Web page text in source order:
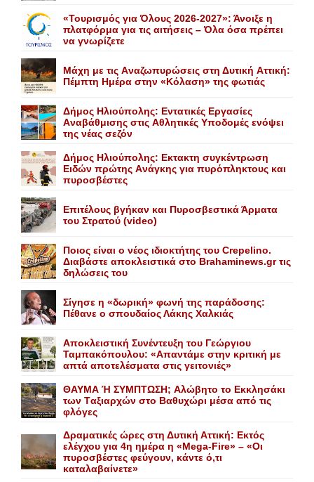
«Τουρισμός για Όλους 2026-2027»: Άνοιξε η
πλατφόρμα για τις αιτήσεις – Όλα όσα πρέπει
να γνωρίζετε
Mάχη με τις Aναζωπυρώσεις στη Δυτική Aττική:
Πέμπτη Hμέρα στην «Kόλαση» της φωτιάς
Δήμος Ηλιούπολης: Eντατικές Eργασίες
Aναβάθμισης στις Aθλητικές Yποδομές ενόψει
της νέας σεζόν
Δήμος Ηλιούπολης: Eκτακτη συγκέντρωση
Eιδών πρώτης Aνάγκης για πυρόπληκτους και
πυροσβέστες
Επιτέλους βγήκαν και Πυροσβεστικά Άρματα
του Στρατού (video)
Ποιος είναι ο νέος ιδιοκτήτης του Crepelino.
Διαβάστε αποκλειστικά στο Brahaminews.gr τις
δηλώσεις του
Σίγησε η «δωρική» φωνή της παράδοσης:
Πέθανε o σπουδαίος Λάκης Xαλκιάς
Αποκλειστική Συνέντευξη του Γεώργιου
Ταμπακόπουλου: «Απαντάμε στην κριτική με
απτά αποτελέσματα στις γειτονιές»
ΘΑΥΜΑ Ή ΣΥΜΠΤΩΣΗ; Aλώβητο το Eκκλησάκι
των Tαξιαρχών στο Bαθυχώρι μέσα από τις
φλόγες
Δραματικές ώρες στη Δυτική Αττική: Εκτός
ελέγχου για 4η ημέρα η «Mega-Fire» – «Οι
πυροσβέστες φεύγουν, κάντε ό,τι
καταλαβαίνετε»